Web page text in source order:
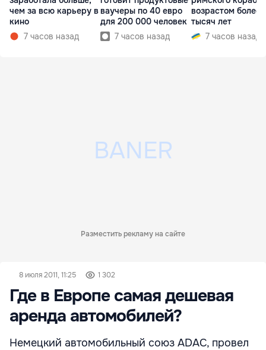
чем за всю карьеру в
кино
7 часов назад
ваучеры по 40 евро
для 200 000 человек
7 часов назад
возрастом более
тысяч лет
7 часов назад
Разместить рекламу на сайте
8 июля 2011, 11:25 1 302
Где в Европе самая дешевая
аренда автомобилей?
Немецкий автомобильный союз ADAC, провел